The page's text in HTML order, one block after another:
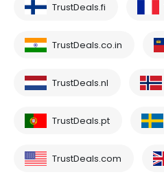
TrustDeals.fi
TrustDeals.co.in
TrustDeals.nl
TrustDeals.pt
TrustDeals.com